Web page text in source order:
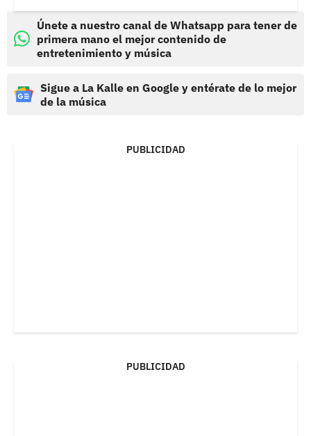
Únete a nuestro canal de Whatsapp para tener de
primera mano el mejor contenido de
entretenimiento y música
Sigue a La Kalle en Google y entérate de lo mejor
de la música
PUBLICIDAD
PUBLICIDAD